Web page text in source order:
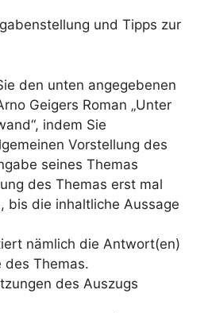
und Tipps zur
den unten angegebenen
Geigers Roman „Unter
indem Sie
Vorstellung des
seines Themas
des Themas erst mal
bis die inhaltliche Aussage
nämlich die Antwort(en)
des Themas.
des Auszugs